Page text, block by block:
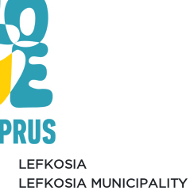
LEFKOSIA
LEFKOSIA MUNICIPALITY